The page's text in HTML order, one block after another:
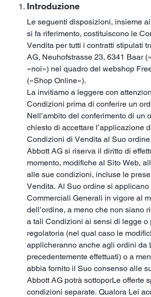
Introduzione
Le seguenti disposizioni, insieme
si fa riferimento, costituiscono le
Vendita per tutti i contratti stipulati
AG, Neuhofstrasse 23, 6341 Baar
«noi») nel quadro del webshop
(«Shop Online»).
La invitiamo a leggere con
Condizioni prima di conferire un
Nell’ambito del conferimento di un
chiesto di accettare l’applicazione
Condizioni di Vendita al Suo ordine.
Abbott AG si riserva il diritto di
momento, modifiche al Sito Web,
alle sue condizioni, incluse le
Vendita. Al Suo ordine si
Commerciali Generali in vigore al
dell’ordine, a meno che non siano
a tali Condizioni ai sensi di legge o
regolatoria (nel qual caso le
applicheranno anche agli ordini da
precedentemente effettuati) o a
abbia fornito il Suo consenso alle
Abbott AG potrà sottoporLe offerte
condizioni separate. Qualora Lei